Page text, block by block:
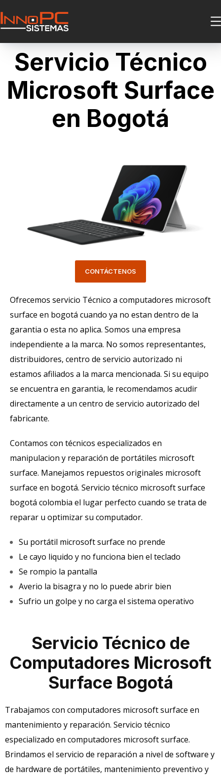
Servicio Técnico
Microsoft Surface
en Bogotá
CONTÁCTENOS
Ofrecemos servicio Técnico a computadores microsoft
surface en bogotá cuando ya no estan dentro de la
garantia o esta no aplica. Somos una empresa
independiente a la marca. No somos representantes,
distribuidores, centro de servicio autorizado ni
estamos afiliados a la marca mencionada. Si su equipo
se encuentra en garantia, le recomendamos acudir
directamente a un centro de servicio autorizado del
fabricante.
Contamos con técnicos especializados en
manipulacion y reparación de portátiles microsoft
surface. Manejamos repuestos originales microsoft
surface en bogotá. Servicio técnico microsoft surface
bogotá colombia el lugar perfecto cuando se trata de
reparar u optimizar su computador.
Su portátil microsoft surface no prende
Le cayo liquido y no funciona bien el teclado
Se rompio la pantalla
Averio la bisagra y no lo puede abrir bien
Sufrio un golpe y no carga el sistema operativo
Servicio Técnico de
Computadores Microsoft
Surface Bogotá
Trabajamos con computadores microsoft surface en
mantenimiento y reparación. Servicio técnico
especializado en computadores microsoft surface.
Brindamos el servicio de reparación a nivel de software y
de hardware de portátiles, mantenimiento preventivo y